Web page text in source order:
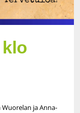
Wuorelan ja Anna-